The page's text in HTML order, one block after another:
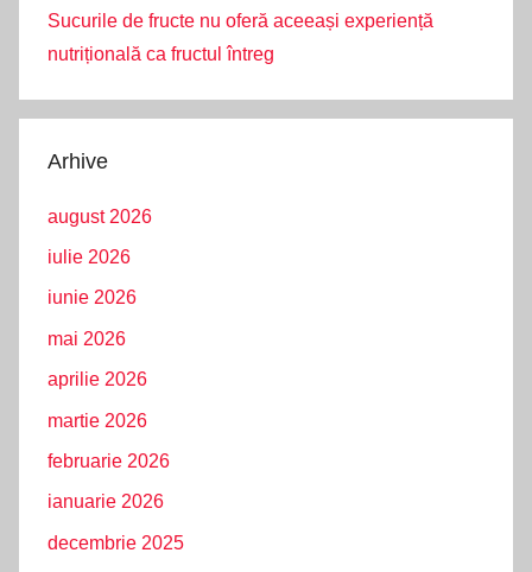
Sucurile de fructe nu oferă aceeași experiență
nutrițională ca fructul întreg
Arhive
august 2026
iulie 2026
iunie 2026
mai 2026
aprilie 2026
martie 2026
februarie 2026
ianuarie 2026
decembrie 2025